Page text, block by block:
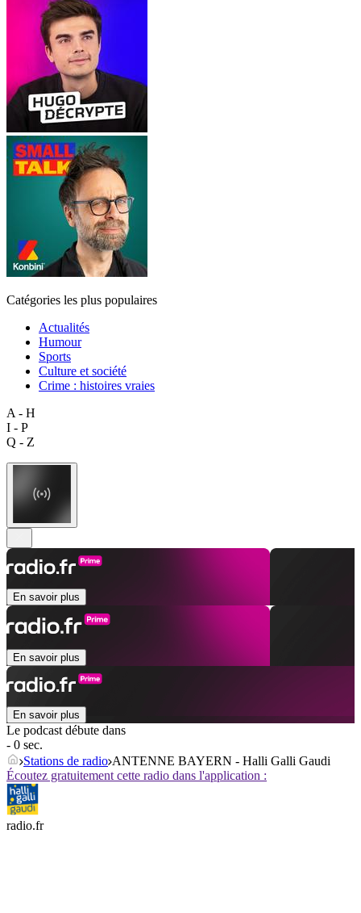
Catégories les plus populaires
Actualités
Humour
Sports
Culture et société
Crime : histoires vraies
A - H
I - P
Q - Z
En savoir plus
En savoir plus
En savoir plus
Le podcast débute dans
- 0 sec.
Stations de radio ANTENNE BAYERN - Halli Galli Gaudi
Écoutez gratuitement cette radio dans l'application :
radio.fr